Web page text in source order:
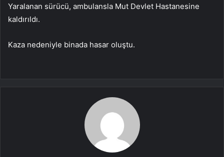
Yaralanan sürücü, ambulansla Mut Devlet Hastanesine
kaldırıldı.
Kaza nedeniyle binada hasar oluştu.